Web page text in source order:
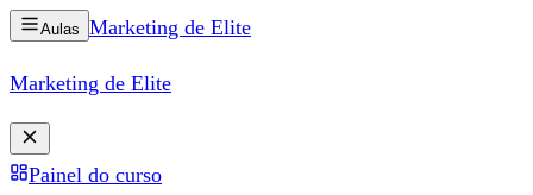
Aulas Marketing de Elite
Marketing de Elite
Painel do curso